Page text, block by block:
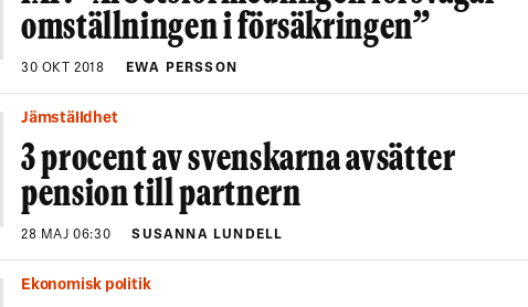
omställningen i försäkringen”
30 OKT 2018 EWA PERSSON
Jämställdhet
3 procent av svenskarna avsätter
pension till partnern
28 MAJ 06:30 SUSANNA LUNDELL
Ekonomisk politik